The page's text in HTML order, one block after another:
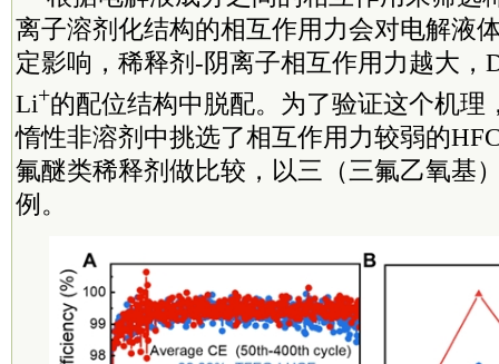
离子溶剂化结构的相互作用力会对电解液
定影响，稀释剂-阴离子相互作用力越大，
Li+的配位结构中脱配。为了验证这个机理
惰性非溶剂中挑选了相互作用力较弱的
氟醚类稀释剂做比较，以三（三氟乙氧基
例。